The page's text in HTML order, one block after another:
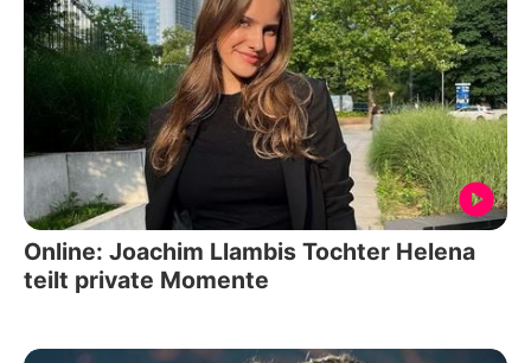
Online: Joachim Llambis Tochter Helena
teilt private Momente